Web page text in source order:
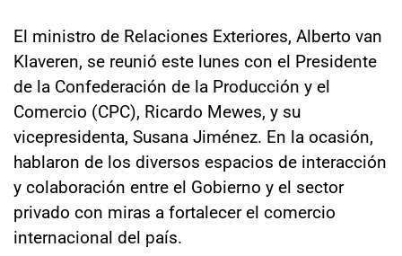
modo claro
El ministro de Relaciones Exteriores, Alberto van
Klaveren, se reunió este lunes con el Presidente
de la Confederación de la Producción y el
Comercio (CPC), Ricardo Mewes, y su
vicepresidenta, Susana Jiménez. En la ocasión,
hablaron de los diversos espacios de interacción
y colaboración entre el Gobierno y el sector
privado con miras a fortalecer el comercio
internacional del país.